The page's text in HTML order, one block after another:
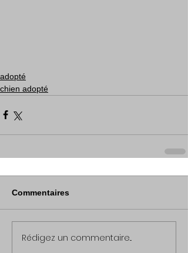
adopté
chien adopté
Commentaires
Rédigez un commentaire...